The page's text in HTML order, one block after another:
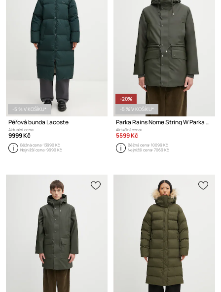
-5 % V KOŠÍKU*
Péřová bunda Lacoste
Aktuální cena:
9999 Kč
Běžná cena:13990 Kč
Nejnižší cena:9990 Kč
-20%
-5 % V KOŠÍKU*
Parka Rains Nome String W Parka W3T3
Aktuální cena:
5599 Kč
Běžná cena:10099 Kč
Nejnižší cena:7069 Kč